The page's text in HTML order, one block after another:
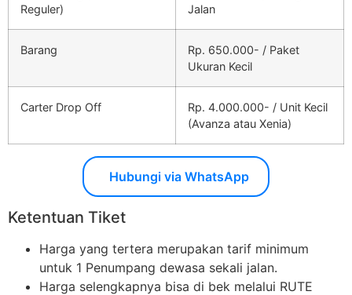
Reguler)
Jalan
Barang
Rp. 650.000- / Paket
Ukuran Kecil
Carter Drop Off
Rp. 4.000.000- / Unit Kecil
(Avanza atau Xenia)
Hubungi via WhatsApp
Ketentuan Tiket
Harga yang tertera merupakan tarif minimum
untuk 1 Penumpang dewasa sekali jalan.
Harga selengkapnya bisa di bek melalui RUTE